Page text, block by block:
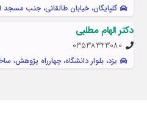
گلپایگان، خیابان طالقانی، جنب مسجد
دکتر الهام مطلبی
03538343080
یزد، بلوار دانشگاه، چهارراه پژوهش،